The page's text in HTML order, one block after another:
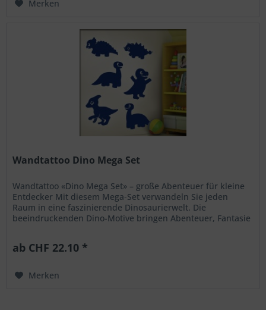
Merken
Wandtattoo Dino Mega Set
Wandtattoo «Dino Mega Set» – große Abenteuer für kleine
Entdecker Mit diesem Mega‑Set verwandeln Sie jeden
Raum in eine faszinierende Dinosaurierwelt. Die
beeindruckenden Dino-Motive bringen Abenteuer, Fantasie
ab CHF 22.10 *
Merken